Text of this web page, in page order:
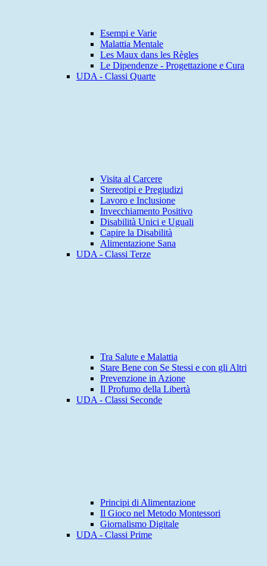
Esempi e Varie
Malattia Mentale
Les Maux dans les Règles
Le Dipendenze - Progettazione e Cura
UDA - Classi Quarte
Visita al Carcere
Stereotipi e Pregiudizi
Lavoro e Inclusione
Invecchiamento Positivo
Disabilità Unici e Uguali
Capire la Disabilità
Alimentazione Sana
UDA - Classi Terze
Tra Salute e Malattia
Stare Bene con Se Stessi e con gli Altri
Prevenzione in Azione
Il Profumo della Libertà
UDA - Classi Seconde
Principi di Alimentazione
Il Gioco nel Metodo Montessori
Giornalismo Digitale
UDA - Classi Prime